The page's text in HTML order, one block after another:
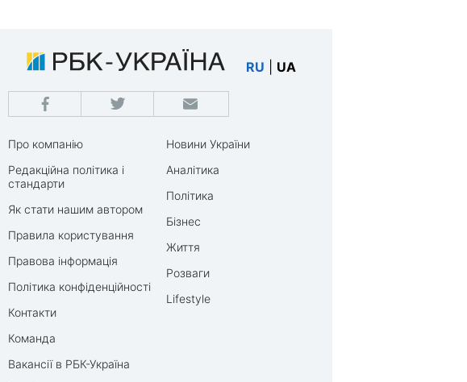
RU UA
Про компанію
Редакційна політика і
стандарти
Як стати нашим автором
Правила користування
Правова інформація
Політика конфіденційності
Контакти
Команда
Вакансії в РБК-Україна
Новини України
Аналітика
Політика
Бізнес
Життя
Розваги
Lifestyle